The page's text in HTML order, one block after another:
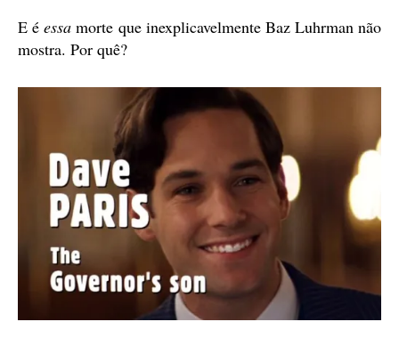
E éessa morte que inexplicavelmente Baz Luhrman não
mostra. Por quê?